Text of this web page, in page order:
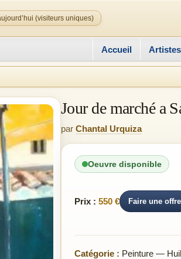
(visiteurs uniques)
Accueil Artistes
Jour de marché a
par Chantal Urquiza
Oeuvre disponible
Prix : 550 € Faire une offre
Catégorie : Peinture —